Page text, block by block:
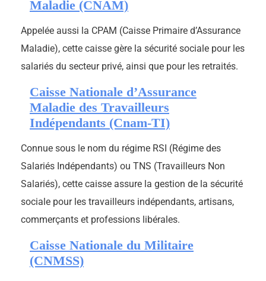
Maladie (CNAM)
Appelée aussi la CPAM (Caisse Primaire d’Assurance
Maladie), cette caisse gère la sécurité sociale pour les
salariés du secteur privé, ainsi que pour les retraités.
Caisse Nationale d’Assurance
Maladie des Travailleurs
Indépendants (Cnam-TI)
Connue sous le nom du régime RSI (Régime des
Salariés Indépendants) ou TNS (Travailleurs Non
Salariés), cette caisse assure la gestion de la sécurité
sociale pour les travailleurs indépendants, artisans,
commerçants et professions libérales.
Caisse Nationale du Militaire
(CNMSS)